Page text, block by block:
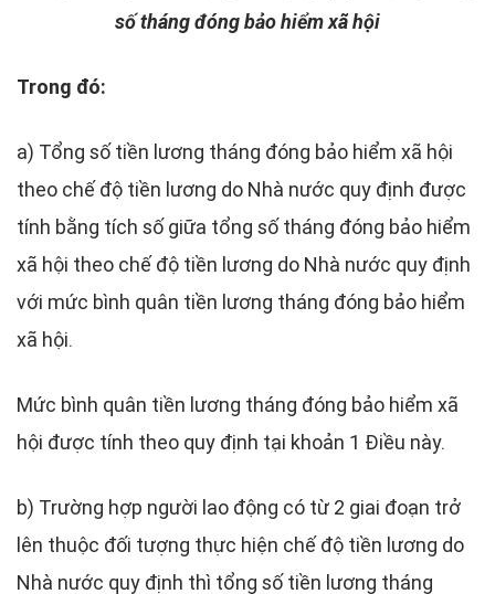
số tháng đóng bảo hiểm xã hội
Trong đó:
a) Tổng số tiền lương tháng đóng bảo hiểm xã hội
theo chế độ tiền lương do Nhà nước quy định được
tính bằng tích số giữa tổng số tháng đóng bảo hiểm
xã hội theo chế độ tiền lương do Nhà nước quy định
với mức bình quân tiền lương tháng đóng bảo hiểm
xã hội.
Mức bình quân tiền lương tháng đóng bảo hiểm xã
hội được tính theo quy định tại khoản 1 Điều này.
b) Trường hợp người lao động có từ 2 giai đoạn trở
lên thuộc đối tượng thực hiện chế độ tiền lương do
Nhà nước quy định thì tổng số tiền lương tháng